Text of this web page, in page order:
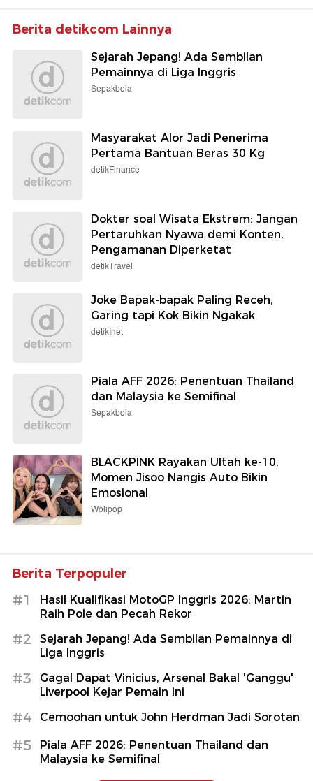
Berita detikcom Lainnya
Sejarah Jepang! Ada Sembilan
Pemainnya di Liga Inggris
Sepakbola
Masyarakat Alor Jadi Penerima
Pertama Bantuan Beras 30 Kg
detikFinance
Dokter soal Wisata Ekstrem: Jangan
Pertaruhkan Nyawa demi Konten,
Pengamanan Diperketat
detikTravel
Joke Bapak-bapak Paling Receh,
Garing tapi Kok Bikin Ngakak
detikInet
Piala AFF 2026: Penentuan Thailand
dan Malaysia ke Semifinal
Sepakbola
BLACKPINK Rayakan Ultah ke-10,
Momen Jisoo Nangis Auto Bikin
Emosional
Wolipop
Berita Terpopuler
#1
Hasil Kualifikasi MotoGP Inggris 2026: Martin
Raih Pole dan Pecah Rekor
#2
Sejarah Jepang! Ada Sembilan Pemainnya di
Liga Inggris
#3
Gagal Dapat Vinicius, Arsenal Bakal 'Ganggu'
Liverpool Kejar Pemain Ini
#4 Cemoohan untuk John Herdman Jadi Sorotan
#5
Piala AFF 2026: Penentuan Thailand dan
Malaysia ke Semifinal